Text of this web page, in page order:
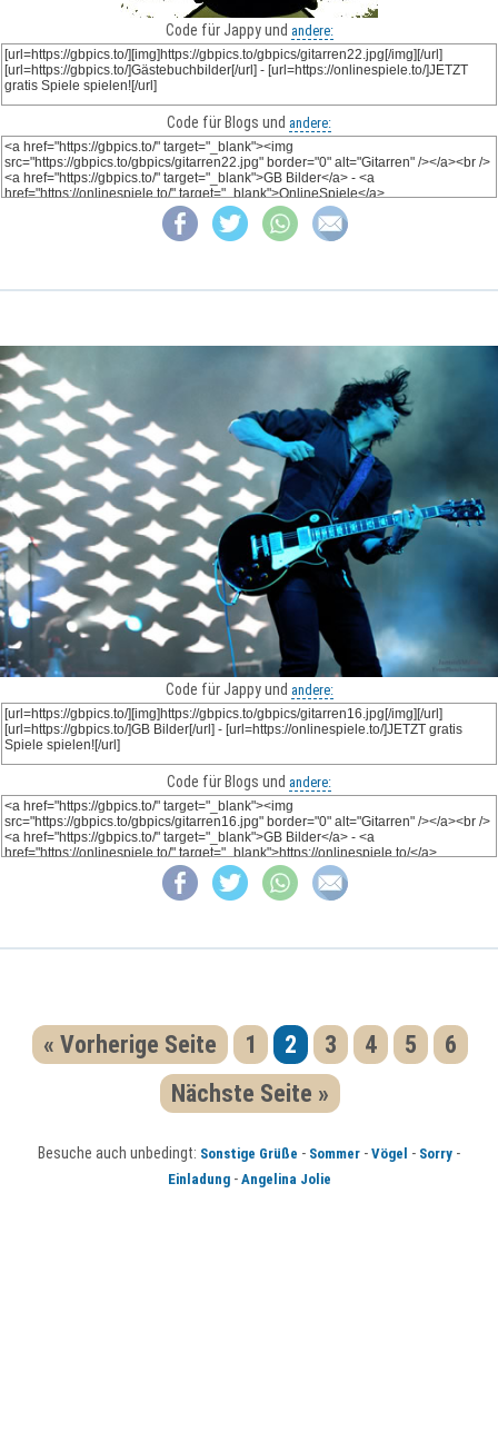
Code für Jappy und andere:
Code für Blogs und andere:
Code für Jappy und andere:
Code für Blogs und andere:
« Vorherige Seite 1 2 3 4 5
6
Nächste Seite »
Besuche auch unbedingt: Sonstige Grüße - Sommer - Vögel - Sorry -
Einladung- Angelina Jolie